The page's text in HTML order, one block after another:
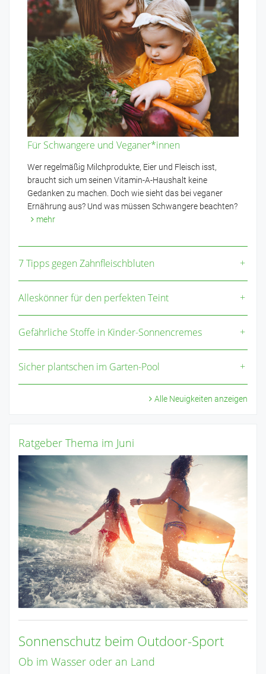
Für Schwangere und Veganer*innen
Wer regelmäßig Milchprodukte, Eier und Fleisch isst,
braucht sich um seinen Vitamin-A-Haushalt keine
Gedanken zu machen. Doch wie sieht das bei veganer
Ernährung aus? Und was müssen Schwangere beachten?
mehr
7 Tipps gegen Zahnfleischbluten
Alleskönner für den perfekten Teint
Gefährliche Stoffe in Kinder-Sonnencremes
Sicher plantschen im Garten-Pool
Alle Neuigkeiten anzeigen
Ratgeber Thema im Juni
Sonnenschutz beim Outdoor-Sport
Ob im Wasser oder an Land